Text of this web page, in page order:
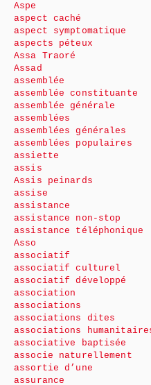
Aspe
aspect caché
aspect symptomatique
aspects péteux
Assa Traoré
Assad
assemblée
assemblée constituante
assemblée générale
assemblées
assemblées générales
assemblées populaires
assiette
assis
Assis peinards
assise
assistance
assistance non-stop
assistance téléphonique
Asso
associatif
associatif culturel
associatif développé
association
associations
associations dites
associations
associative baptisée
associe naturellement
assortie d’une
assurance